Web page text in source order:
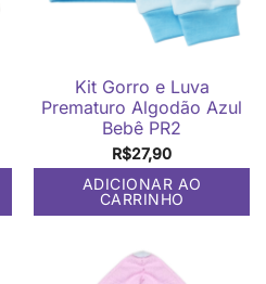
Kit Gorro e Luva
Prematuro Algodão Azul
Bebê PR2
R$27,90
ADICIONAR AO
CARRINHO